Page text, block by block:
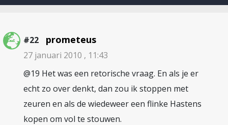
#22 prometeus
27 januari 2010 , 11:43
@19 Het was een retorische vraag. En als je er
echt zo over denkt, dan zou ik stoppen met
zeuren en als de wiedeweer een flinke Hastens
kopen om vol te stouwen.